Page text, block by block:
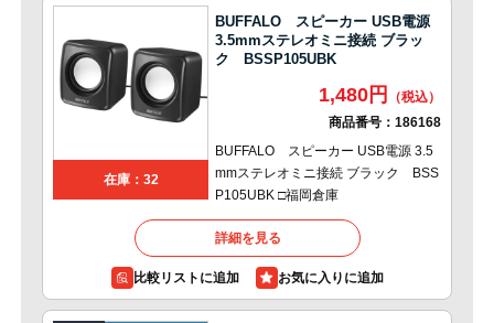
在庫：32
BUFFALO スピーカー USB電源
3.5mmステレオミニ接続 ブラッ
ク BSSP105UBK
1,480円
商品番号： 186168
BUFFALO スピーカー USB電源 3.5
mmステレオミニ接続 ブラック BSS
P105UBK □福岡倉庫
詳細を見る
比較リストに追加